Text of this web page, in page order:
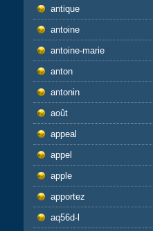
antique
antoine
antoine-marie
anton
antonin
août
appeal
appel
apple
apportez
aq56d-l